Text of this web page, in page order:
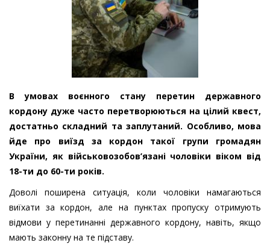
В умовах воєнного стану перетин державного
кордону дуже часто перетворюються на цілий квест,
достатньо складний та заплутаний. Особливо, мова
йде про виїзд за кордон такої групи громадян
України, як військовозобов’язані чоловіки віком від
18-ти до 60-ти років.
Доволі поширена ситуація, коли чоловіки намагаються
виїхати за кордон, але на пунктах пропуску отримують
відмови у перетинанні державного кордону, навіть, якщо
мають законну на те підставу.